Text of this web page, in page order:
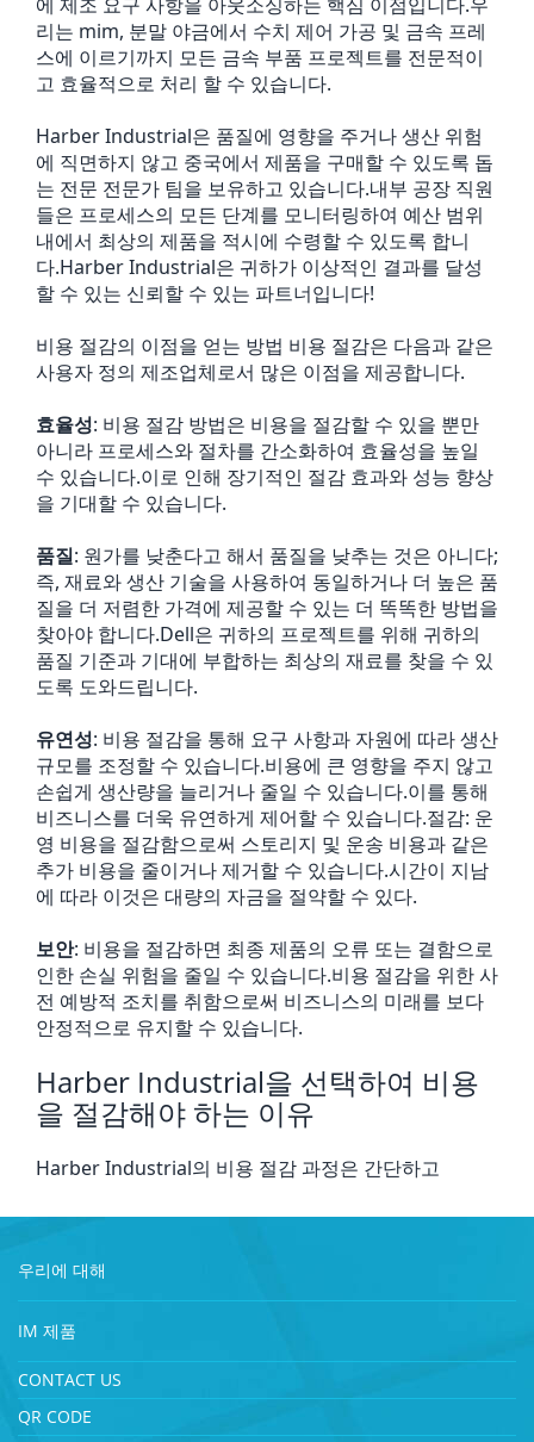
리는 mim, 분말 야금에서 수치 제어 가공 및 금속 프레
스에 이르기까지 모든 금속 부품 프로젝트를 전문적이
고 효율적으로 처리 할 수 있습니다.
Harber Industrial은 품질에 영향을 주거나 생산 위험
에 직면하지 않고 중국에서 제품을 구매할 수 있도록 돕
는 전문 전문가 팀을 보유하고 있습니다.내부 공장 직원
들은 프로세스의 모든 단계를 모니터링하여 예산 범위
내에서 최상의 제품을 적시에 수령할 수 있도록 합니
다.Harber Industrial은 귀하가 이상적인 결과를 달성
할 수 있는 신뢰할 수 있는 파트너입니다!
비용 절감의 이점을 얻는 방법 비용 절감은 다음과 같은
사용자 정의 제조업체로서 많은 이점을 제공합니다.
효율성: 비용 절감 방법은 비용을 절감할 수 있을 뿐만
아니라 프로세스와 절차를 간소화하여 효율성을 높일
수 있습니다.이로 인해 장기적인 절감 효과와 성능 향상
을 기대할 수 있습니다.
품질: 원가를 낮춘다고 해서 품질을 낮추는 것은 아니다;
즉, 재료와 생산 기술을 사용하여 동일하거나 더 높은 품
질을 더 저렴한 가격에 제공할 수 있는 더 똑똑한 방법을
찾아야 합니다.Dell은 귀하의 프로젝트를 위해 귀하의
품질 기준과 기대에 부합하는 최상의 재료를 찾을 수 있
도록 도와드립니다.
유연성: 비용 절감을 통해 요구 사항과 자원에 따라 생산
규모를 조정할 수 있습니다.비용에 큰 영향을 주지 않고
손쉽게 생산량을 늘리거나 줄일 수 있습니다.이를 통해
비즈니스를 더욱 유연하게 제어할 수 있습니다.절감: 운
영 비용을 절감함으로써 스토리지 및 운송 비용과 같은
추가 비용을 줄이거나 제거할 수 있습니다.시간이 지남
에 따라 이것은 대량의 자금을 절약할 수 있다.
보안: 비용을 절감하면 최종 제품의 오류 또는 결함으로
인한 손실 위험을 줄일 수 있습니다.비용 절감을 위한 사
전 예방적 조치를 취함으로써 비즈니스의 미래를 보다
안정적으로 유지할 수 있습니다.
Harber Industrial을 선택하여 비용
을 절감해야 하는 이유
Harber Industrial의 비용 절감 과정은 간단하고
우리에 대해
IM 제품
CONTACT US
QR CODE